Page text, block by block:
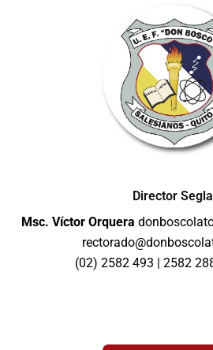
Director
Msc. Víctor Orquera
(02) 2582 493 | 2582